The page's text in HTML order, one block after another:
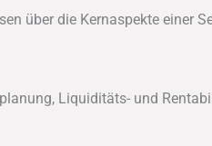
über die Kernaspekte einer
Liquiditäts- und